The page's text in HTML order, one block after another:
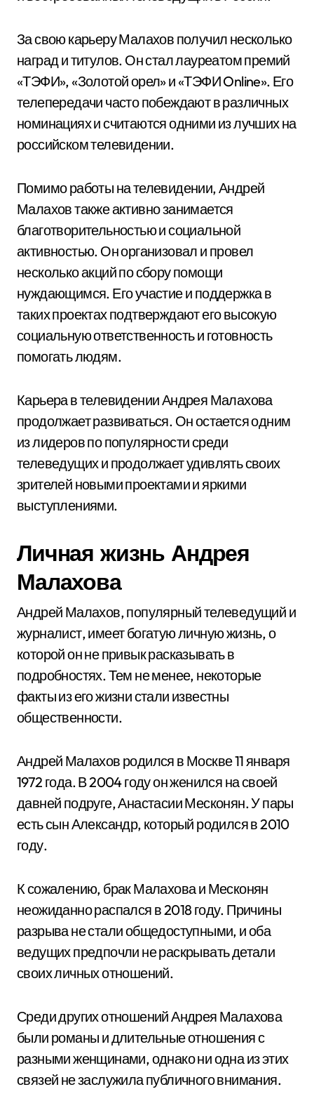
За свою карьеру Малахов получил несколько
наград и титулов. Он стал лауреатом премий
«ТЭФИ», «Золотой орел» и «ТЭФИ Online». Его
телепередачи часто побеждают в различных
номинациях и считаются одними из лучших на
российском телевидении.
Помимо работы на телевидении, Андрей
Малахов также активно занимается
благотворительностью и социальной
активностью. Он организовал и провел
несколько акций по сбору помощи
нуждающимся. Его участие и поддержка в
таких проектах подтверждают его высокую
социальную ответственность и готовность
помогать людям.
Карьера в телевидении Андрея Малахова
продолжает развиваться. Он остается одним
из лидеров по популярности среди
телеведущих и продолжает удивлять своих
зрителей новыми проектами и яркими
выступлениями.
Личная жизнь Андрея
Малахова
Андрей Малахов, популярный телеведущий и
журналист, имеет богатую личную жизнь, о
которой он не привык расказывать в
подробностях. Тем не менее, некоторые
факты из его жизни стали известны
общественности.
Андрей Малахов родился в Москве 11 января
1972 года. В 2004 году он женился на своей
давней подруге, Анастасии Месконян. У пары
есть сын Александр, который родился в 2010
году.
К сожалению, брак Малахова и Месконян
неожиданно распался в 2018 году. Причины
разрыва не стали общедоступными, и оба
ведущих предпочли не раскрывать детали
своих личных отношений.
Среди других отношений Андрея Малахова
были романы и длительные отношения с
разными женщинами, однако ни одна из этих
связей не заслужила публичного внимания.